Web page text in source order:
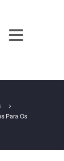
>
Para Os